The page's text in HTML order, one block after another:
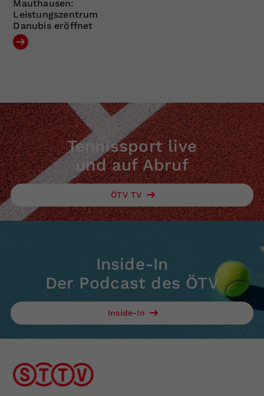
Mauthausen:
Leistungszentrum
Danubis eröffnet
Tennissport live
und auf Abruf
ÖTV TV
Inside-In
Der Podcast des ÖTV
Inside-In